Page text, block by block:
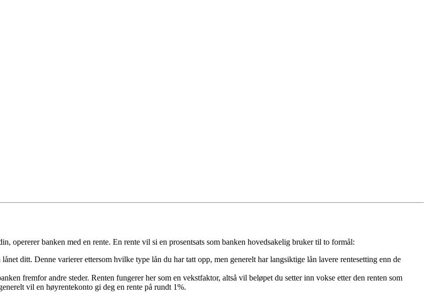
opererer banken med en rente. En rente vil si en prosentsats som banken hovedsakelig bruker til to formål:
ditt. Denne varierer ettersom hvilke type lån du har tatt opp, men generelt har langsiktige lån lavere rentesetting enn de
fremfor andre steder. Renten fungerer her som en vekstfaktor, altså vil beløpet du setter inn vokse etter den renten som
vil en høyrentekonto gi deg en rente på rundt 1%.